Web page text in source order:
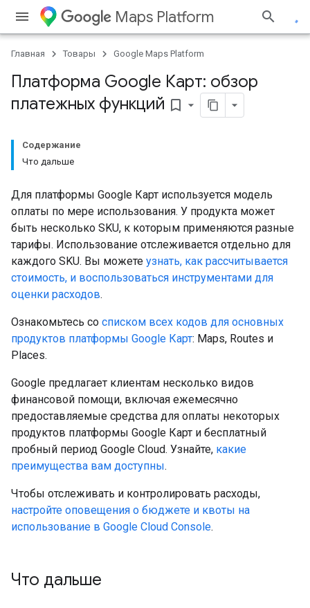
Maps Platform
Главная Товары Google Maps Platform
Платформа Google Карт: обзор
платежных функций bookmark_border
Содержание
Что дальше
Для платформы Google Карт используется модель
оплаты по мере использования. У продукта может
быть несколько SKU, к которым применяются разные
тарифы. Использование отслеживается отдельно для
каждого SKU. Вы можете узнать, как рассчитывается
стоимость, и воспользоваться инструментами для
оценки расходов.
Ознакомьтесь со списком всех кодов для основных
продуктов платформы Google Карт: Maps, Routes и
Places.
Google предлагает клиентам несколько видов
финансовой помощи, включая ежемесячно
предоставляемые средства для оплаты некоторых
продуктов платформы Google Карт и бесплатный
пробный период Google Cloud. Узнайте, какие
преимущества вам доступны.
Чтобы отслеживать и контролировать расходы,
настройте оповещения о бюджете и квоты на
использование в Google Cloud Console.
Что дальше